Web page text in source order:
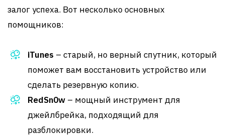
залог успеха. Вот несколько основных
помощников:
iTunes – старый, но верный спутник, который
поможет вам восстановить устройство или
сделать резервную копию.
RedSn0w – мощный инструмент для
джейлбрейка, подходящий для
разблокировки.